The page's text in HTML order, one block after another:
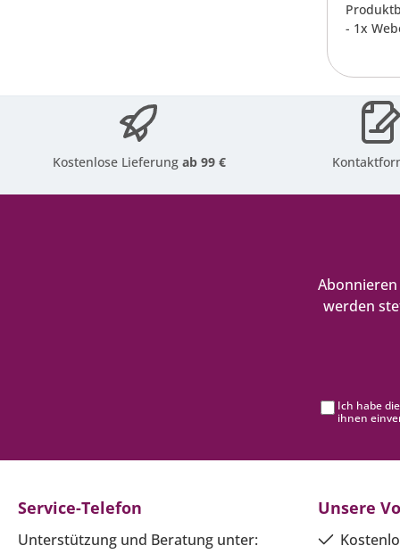
- 1x
Kostenlose Lieferungab 99 €
werden
Ich habe die
ihnen
Service-Telefon
Unterstützung und Beratung unter:
Unsere